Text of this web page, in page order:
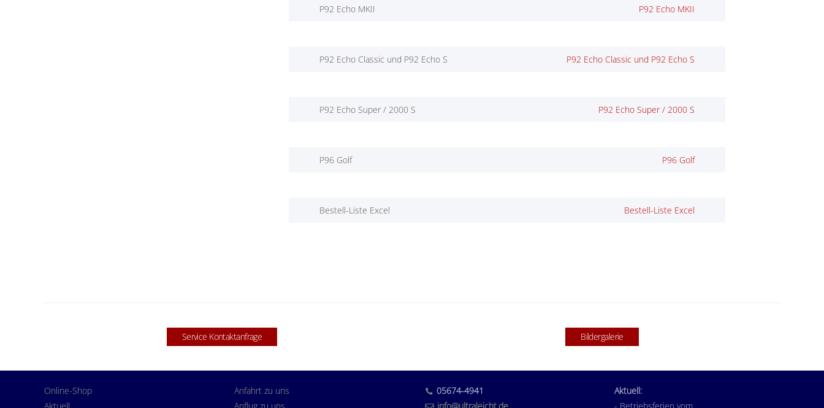
P92 Echo MKII P92 Echo MKII
P92 Echo Classic und P92 Echo S P92 Echo Classic und P92 Echo S
P92 Echo Super / 2000 S P92 Echo Super / 2000 S
P96 Golf P96 Golf
Bestell-Liste Excel Bestell-Liste Excel
Service Kontaktanfrage Bildergalerie
Online-Shop
Anfahrt zu uns
05674-4941
Aktuell: